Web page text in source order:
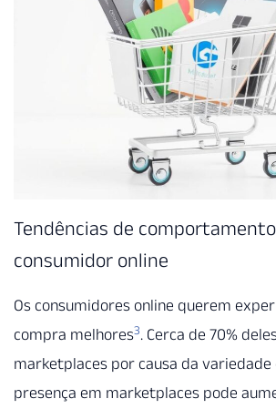
Tendências de
consumidor online
Os consumidores online querem
compra melhores3. Cerca de 70%
marketplaces por causa da
presença em marketplaces pode